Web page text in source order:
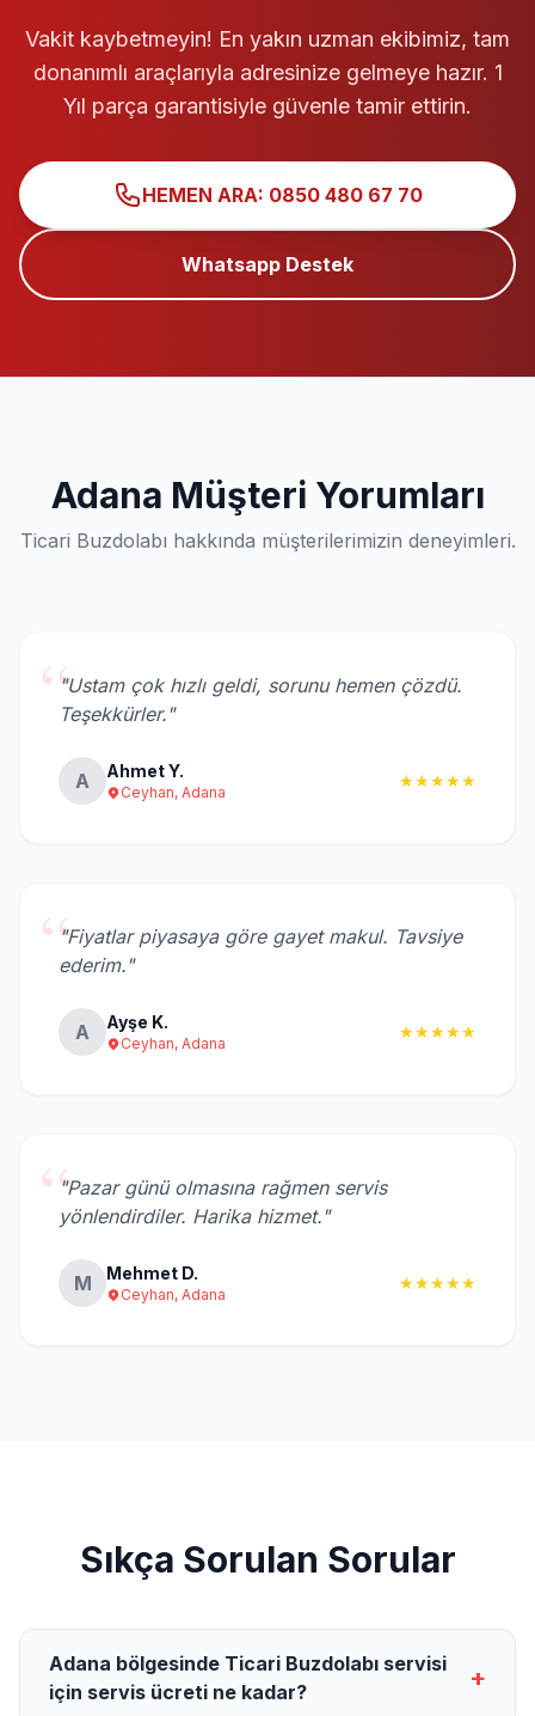
Vakit kaybetmeyin! En yakın uzman ekibimiz, tam
donanımlı araçlarıyla adresinize gelmeye hazır. 1
Yıl parça garantisiyle güvenle tamir ettirin.
HEMEN ARA: 0850 480 67 70
Whatsapp Destek
Adana Müşteri Yorumları
Ticari Buzdolabı hakkında müşterilerimizin deneyimleri.
“"Ustam çok hızlı geldi, sorunu hemen çözdü.
Teşekkürler."
A Ahmet Y.
Ceyhan, Adana
★★★★★
“"Fiyatlar piyasaya göre gayet makul. Tavsiye
ederim."
A Ayşe K.
Ceyhan, Adana
★★★★★
“"Pazar günü olmasına rağmen servis
yönlendirdiler. Harika hizmet."
M Mehmet D.
Ceyhan, Adana
★★★★★
Sıkça Sorulan Sorular
Adana bölgesinde Ticari Buzdolabı servisi
için servis ücreti ne kadar?
+